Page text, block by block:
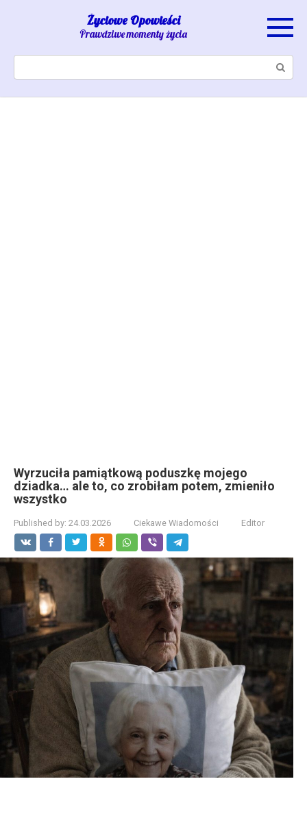
Życiowe Opowieści
Prawdziwe momenty życia
Wyrzuciła pamiątkową poduszkę mojego
dziadka… ale to, co zrobiłam potem, zmieniło
wszystko
Published by: 24.03.2026 Ciekawe Wiadomości Editor